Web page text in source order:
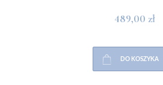
489,00 zł
DO KOSZYKA